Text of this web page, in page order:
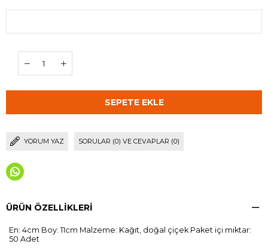
YORUM YAZ SORULAR (0) VE CEVAPLAR (0)
ÜRÜN ÖZELLIKLERI
En: 4cm Boy: 11cm Malzeme: Kağıt, doğal çiçek Paket içi miktar:
50 Adet